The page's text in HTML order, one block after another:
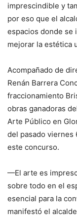
imprescindible y
por eso que el
espacios donde se
mejorar la estética
Acompañado de
Renán Barrera
fraccionamiento
obras ganadoras
Arte Público en
del pasado viernes
este concurso.
—El arte es
sobre todo en el
esencial para la
manifestó el